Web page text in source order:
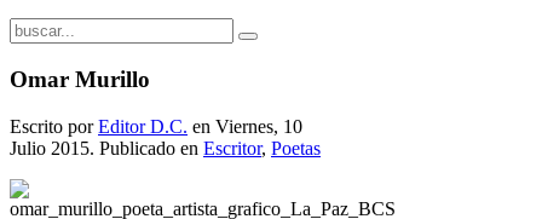
Omar Murillo
Escrito porEditor D.C. en Viernes, 10
Julio 2015. Publicado en Escritor, Poetas